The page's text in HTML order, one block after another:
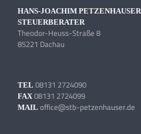
HANS-JOACHIM PETZENHAUSER
STEUERBERATER
Theodor-Heuss-Straße 8
85221 Dachau
TEL 08131 2724090
FAX 08131 2724099
MAIL office@stb-petzenhauser.de